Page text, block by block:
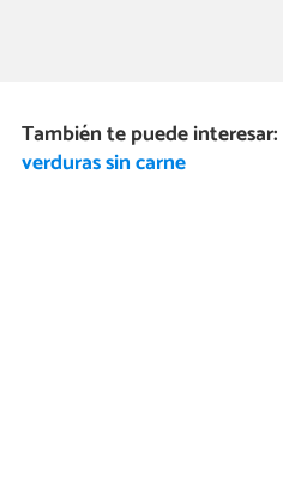
También te puede interesar:
verduras sin carne